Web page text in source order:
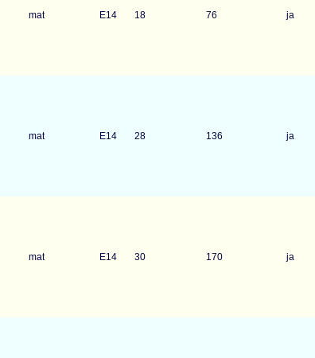
mat E14 18 76 ja
mat E14 28 136 ja
mat E14 30 170 ja